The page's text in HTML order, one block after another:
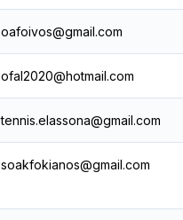
oafoivos@gmail.com
ofal2020@hotmail.com
tennis.elassona@gmail.com
soakfokianos@gmail.com